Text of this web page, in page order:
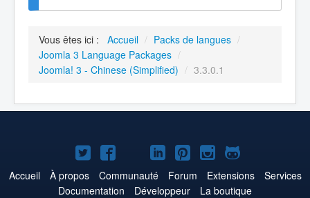
Vous êtes ici : Accueil / Packs de langues /
Joomla 3 Language Packages /
Joomla! 3 - Chinese (Simplified) / 3.3.0.1
Joomla!
sur
Joomla!
sur
Joomla!
sur
Joomla!
sur
Joomla!
sur
Joomla!
sur
Joomla!
sur
Accueil À propos Communauté Forum Extensions
Services
Documentation
Développeur La boutique